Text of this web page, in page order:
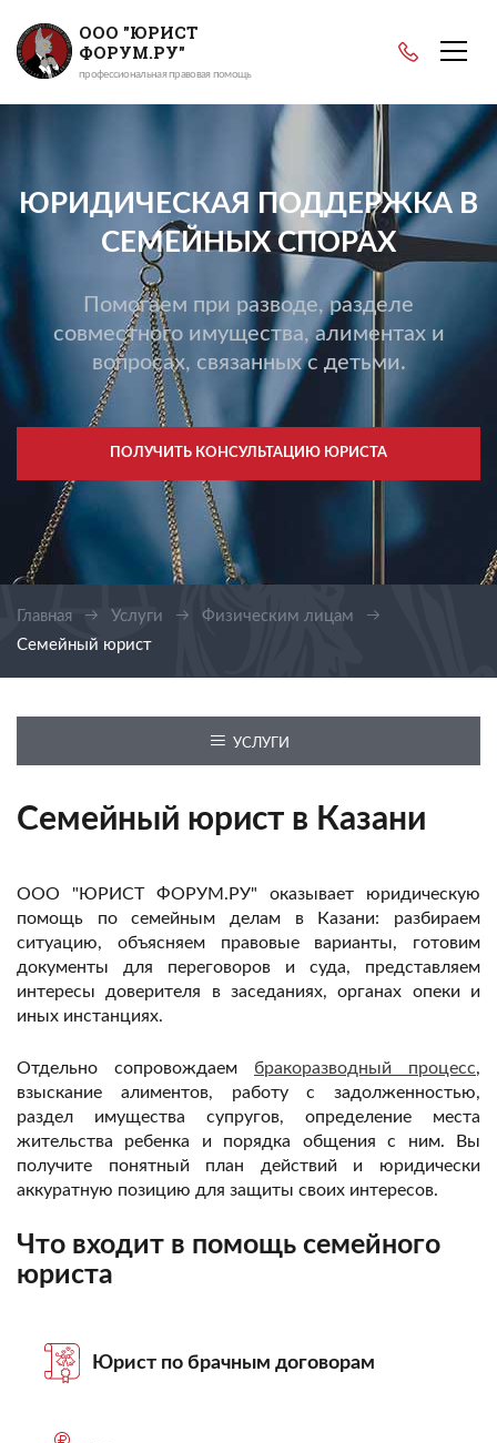
ООО "ЮРИСТ
ФОРУМ.РУ"
профессиональная правовая помощь
ЮРИДИЧЕСКАЯ ПОДДЕРЖКА В
СЕМЕЙНЫХ СПОРАХ
Помогаем при разводе, разделе
совместного имущества, алиментах и
вопросах, связанных с детьми.
ПОЛУЧИТЬ КОНСУЛЬТАЦИЮ ЮРИСТА
Главная Услуги
Физическим лицам
Семейный юрист
УСЛУГИ
Семейный юрист в Казани
ООО "ЮРИСТ ФОРУМ.РУ" оказывает юридическую
помощь по семейным делам в Казани: разбираем
ситуацию, объясняем правовые варианты, готовим
документы для переговоров и суда, представляем
интересы доверителя в заседаниях, органах опеки и
иных инстанциях.
Отдельно сопровождаем бракоразводный процесс,
взыскание алиментов, работу с задолженностью,
раздел имущества супругов, определение места
жительства ребенка и порядка общения с ним. Вы
получите понятный план действий и юридически
аккуратную позицию для защиты своих интересов.
Что входит в помощь семейного
юриста
Юрист по брачным договорам